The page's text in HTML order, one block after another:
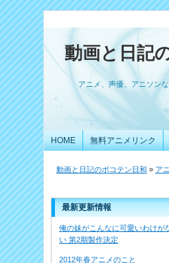
動画と日記
アニメ、声優、アニソン
動画と日記のポコテン日和 » ア
最新更新情報
俺の妹がこんなに可愛いわけが
い 第2期製作決定
2012年春アニメのこと
HOME 無料アニメリンク